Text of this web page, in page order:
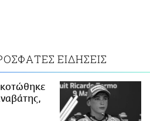
ΕΙΔΗΣΕΙΣ